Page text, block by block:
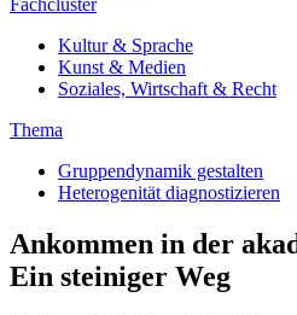
Fachcluster
Kultur & Sprache
Kunst & Medien
Soziales, Wirtschaft & Recht
Thema
Gruppendynamik gestalten
Heterogenität diagnostizieren
Ankommen in der
Ein steiniger Weg